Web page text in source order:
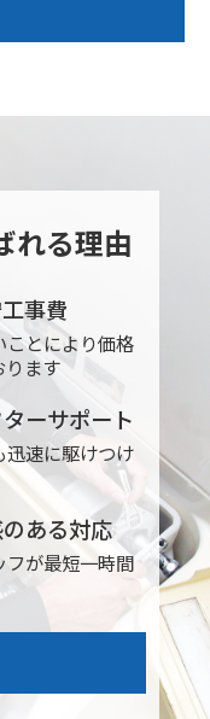
れる理由
事費
ことにより価格
ります
ーサポート
迅速に駆けつけ
ある対応
が最短一時間